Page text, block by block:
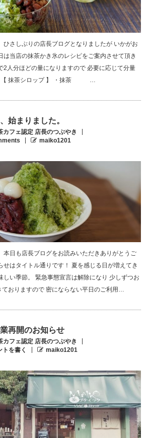
ひさしぶりの店長ブログとなりましたが いかがお
は当店の抹茶かき氷のレシピをご案内させて頂き
2人分ほどの量になりますので 必要に応じて分量
♪ 【 抹茶シロップ 】 ・抹茶 …
始まりました。
カフェ認定 店長のつぶやき
maiko1201
本日も店長ブログをお読みいただきありがとうご
せはタイトル通りです！ 夏を感じる日が増えてき
しい季節。 緊急事態宣言は解除になり 少しずつお
ておりますので 密にならない平日のご利用…
再開のお知らせ
カフェ認定 店長のつぶやき
トを書く
maiko1201